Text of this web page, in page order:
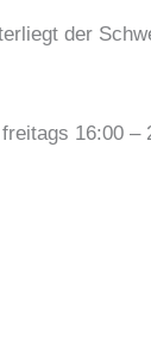
der
16:00 –